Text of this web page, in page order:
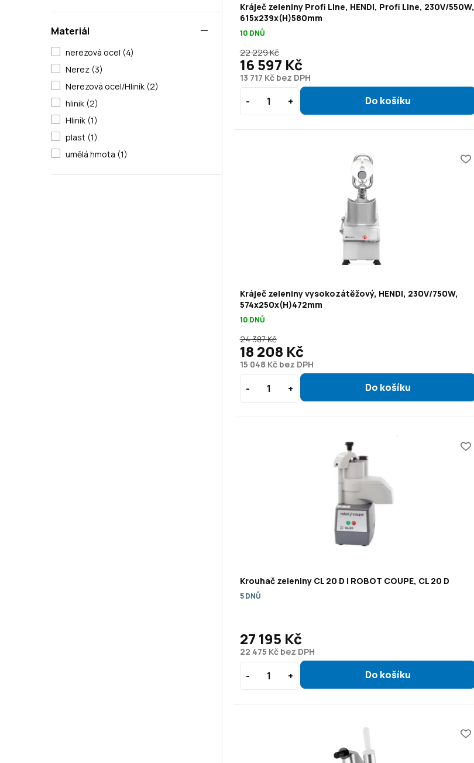
Materiál
nerezová ocel (4)
Nerez (3)
Nerezová ocel/Hliník (2)
hlinik (2)
Hliník (1)
plast (1)
umělá hmota (1)
Kráječ zeleniny Profi Line, HENDI, Profi Line, 230V/550W,
615x239x(H)580mm
10 DNŮ
13 717 Kč bez DPH
22 229 Kč
16 597 Kč
Kráječ zeleniny vysokozátěžový, HENDI, 230V/750W,
574x250x(H)472mm
10 DNŮ
15 048 Kč bez DPH
24 387 Kč
18 208 Kč
Krouhač zeleniny CL 20 D | ROBOT COUPE, CL 20 D
5 DNŮ
22 475 Kč bez DPH
27 195 Kč